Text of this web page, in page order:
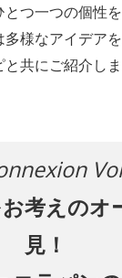
つ一つの個性
様なアイデア
共にご紹介しま
考えのオ
見！